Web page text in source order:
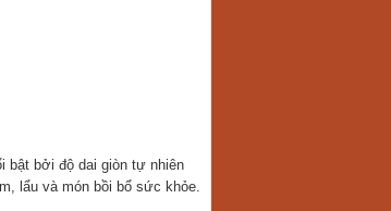
bật bởi độ dai giòn tự nhiên
lẩu và món bồi bổ sức khỏe.